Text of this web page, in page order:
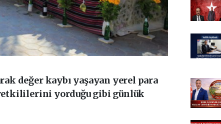
değer kaybı yaşayan yerel para
yorduğu gibi günlük